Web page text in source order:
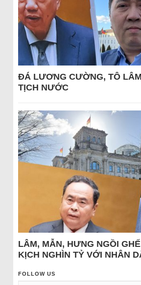
ĐÁ LƯƠNG CƯỜNG, TÔ
TỊCH NƯỚC
LÂM, MẪN, HƯNG NGỒI
KỊCH NGHÌN TỶ VỚI NHÂN
FOLLOW US